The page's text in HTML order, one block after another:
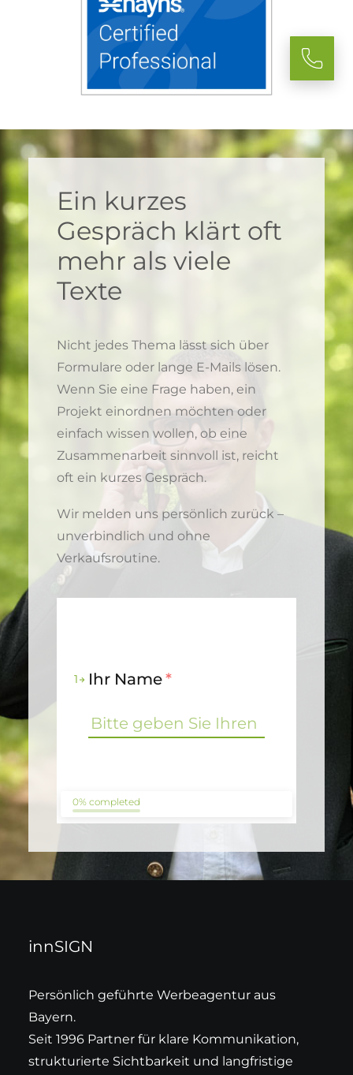
Ein kurzes
Gespräch klärt oft
mehr als viele
Texte
Nicht jedes Thema lässt sich über
Formulare oder lange E-Mails lösen.
Wenn Sie eine Frage haben, ein
Projekt einordnen möchten oder
einfach wissen wollen, ob eine
Zusammenarbeit sinnvoll ist, reicht
oft ein kurzes Gespräch.
Wir melden uns persönlich zurück –
unverbindlich und ohne
Verkaufsroutine.
1 Ihr Name*
0% completed
innSIGN
Persönlich geführte Werbeagentur aus
Bayern.
Seit 1996 Partner für klare Kommunikation,
strukturierte Sichtbarkeit und langfristige